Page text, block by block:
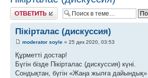
Ответить
Пікірталас (дискуссия)
moderator soyle » 25 дек 2020, 03:53
Құрметті достар!
Бүгін бізде Пікірталас (дискуссия) күні.
Сондықтан, бүгін «Жаңа жылға дайындық»